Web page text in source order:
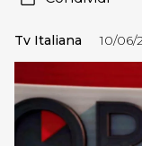
Tv Italiana 10/06/